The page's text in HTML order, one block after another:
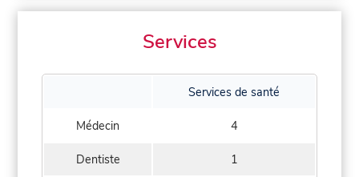
Services
Services de santé
Médecin 4
Dentiste 1